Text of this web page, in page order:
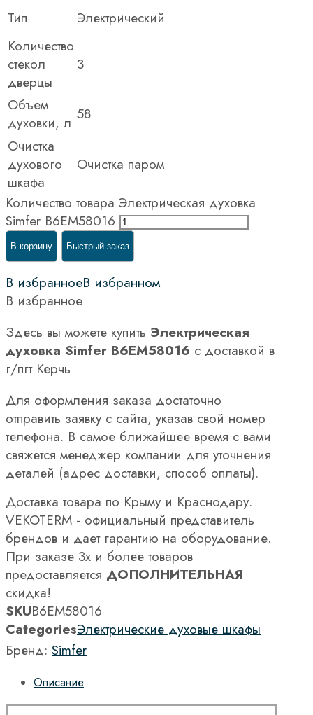
Тип
Электрический
Количество
стекол
дверцы
3
Объем
духовки, л 58
Очистка
духового
шкафа
Очистка паром
Количество товара Электрическая духовка
Simfer B6EM58016
В корзину Быстрый заказ
В избранноеВ избранном
В избранное
Здесь вы можете купить Электрическая
духовка Simfer B6EM58016 с доставкой в
г/пгт Керчь
Для оформления заказа достаточно
отправить заявку с сайта, указав свой номер
телефона. В самое ближайшее время с вами
свяжется менеджер компании для уточнения
деталей (адрес доставки, способ оплаты).
Доставка товара по Крыму и Краснодару.
VEKOTERM - официальный представитель
брендов и дает гарантию на оборудование.
При заказе 3х и более товаров
предоставляется ДОПОЛНИТЕЛЬНАЯ
скидка!
SKUB6EM58016
CategoriesЭлектрические духовые шкафы
Бренд: Simfer
Описание